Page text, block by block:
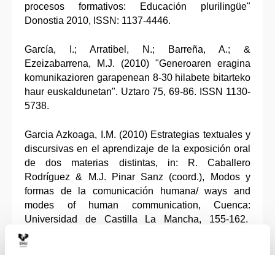
procesos formativos: Educación plurilingüe"
Donostia 2010, ISSN: 1137-4446.
García, I.; Arratibel, N.; Barreña, A.; &
Ezeizabarrena, M.J. (2010) "Generoaren eragina
komunikazioren garapenean 8-30 hilabete bitarteko
haur euskaldunetan". Uztaro 75, 69-86. ISSN 1130-
5738.
Garcia Azkoaga, I.M. (2010) Estrategias textuales y
discursivas en el aprendizaje de la exposición oral
de dos materias distintas, in: R. Caballero
Rodríguez & M.J. Pinar Sanz (coord.), Modos y
formas de la comunicación humana/ ways and
modes of human communication, Cuenca:
Universidad de Castilla La Mancha, 155-162.
(ISBN: 978-84-8427-759-0)